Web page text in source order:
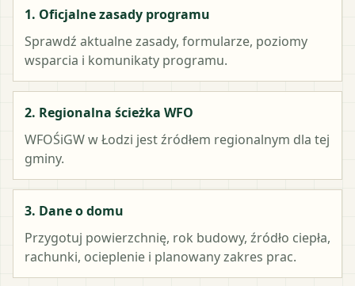
1. Oficjalne zasady programu
Sprawdź aktualne zasady, formularze, poziomy
wsparcia i komunikaty programu.
2. Regionalna ścieżka WFO
WFOŚiGW w Łodzi jest źródłem regionalnym dla tej
gminy.
3. Dane o domu
Przygotuj powierzchnię, rok budowy, źródło ciepła,
rachunki, ocieplenie i planowany zakres prac.